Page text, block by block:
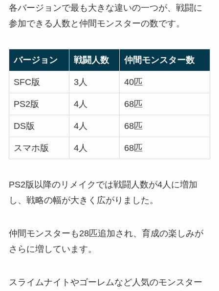
各バージョンで最も大きな違いの一つが、戦闘に
参加できる人数と仲間モンスターの数です。
バージョン 戦闘人数 仲間モンスター数
SFC版 3人 40匹
PS2版 4人 68匹
DS版 4人 68匹
スマホ版 4人 68匹
PS2版以降のリメイクでは戦闘人数が4人に増加
し、戦略の幅が大きく広がりました。
仲間モンスターも28匹追加され、育成の楽しみが
さらに増しています。
スライムナイトやゴーレムなど人気のモンスター